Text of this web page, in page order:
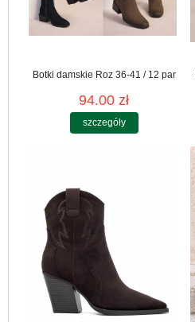
Botki damskie Roz 36-41 / 12 par
94.00 zł
szczegóły